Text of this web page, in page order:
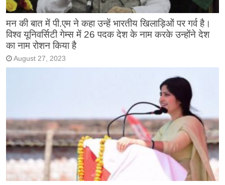
मन की बात में पी.एम ने कहा उन्हें भारतीय खिलाड़िओं पर गर्व है।
विश्व यूनिवर्सिटी गेम्स में 26 पदक देश के नाम करके उन्होंने देश
का नाम रोशन किया है
August 27, 2023